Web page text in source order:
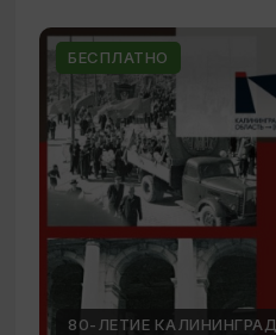
БЕСПЛАТНО
80-ЛЕТИЕ